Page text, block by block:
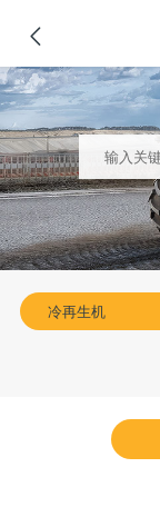

装载机 挖掘机
冷再生机